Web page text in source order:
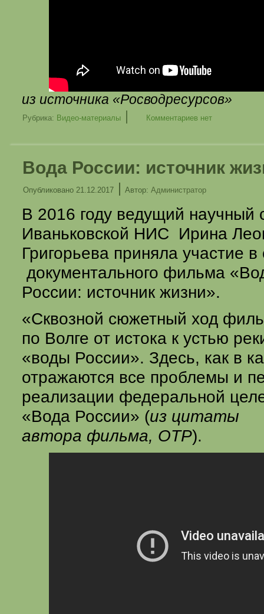
из источника «Росводресурсов»
Рубрика: Видео-материалы | Комментариев нет
Вода России: источник
Опубликовано 21.12.2017 | Автор: Администратор
В 2016 году ведущий научный
Иваньковской НИС Ирина
Григорьева приняла участие
документального фильма
России: источник жизни».
«Сквозной сюжетный ход
по Волге от истока к устью
«воды России». Здесь, как в
отражаются все проблемы и
реализации федеральной
«Вода России» (из цитаты
автора фильма, ОТР).